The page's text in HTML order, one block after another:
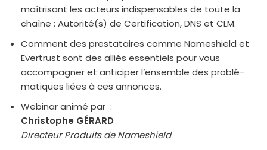
maî­tri­sant les acteurs indis­pen­sables de toute la
chaîne : Autorité(s) de Certification, DNS et CLM.
Comment des pres­ta­taires comme Nameshield et
Evertrust sont des alliés essen­tiels pour vous
accom­pa­gner et anti­ci­per l’ensemble des pro­blé­
ma­tiques liées à ces annonces.
Webinar ani­mé par :
Christophe GÉRARD
Directeur Produits de Nameshield